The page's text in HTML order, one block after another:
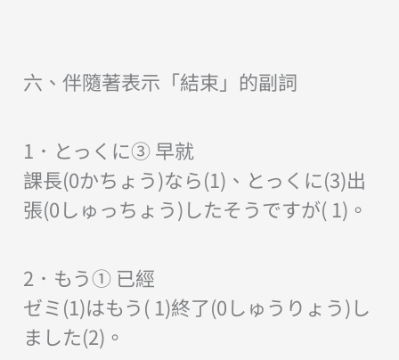
六、伴隨著表示「結束」的副詞
1．とっくに③ 早就
課長(0かちょう)なら(1)、とっくに(3)出
張(0しゅっちょう)したそうですが( 1)。
2．もう① 已經
ゼミ(1)はもう( 1)終了(0しゅうりょう)し
ました(2)。